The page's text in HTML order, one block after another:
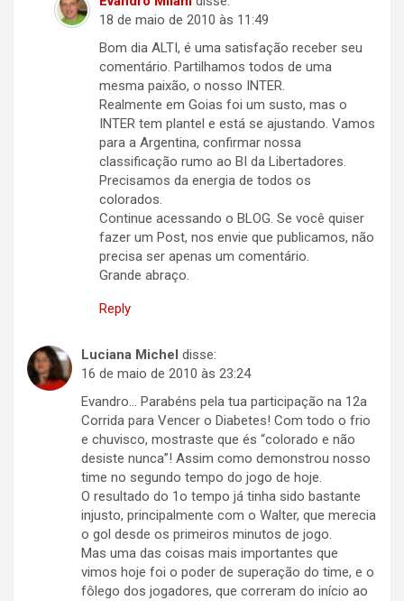
18 de maio de 2010 às 11:49
Bom dia ALTI, é uma satisfação receber seu
comentário. Partilhamos todos de uma
mesma paixão, o nosso INTER.
Realmente em Goias foi um susto, mas o
INTER tem plantel e está se ajustando. Vamos
para a Argentina, confirmar nossa
classificação rumo ao BI da Libertadores.
Precisamos da energia de todos os
colorados.
Continue acessando o BLOG. Se você quiser
fazer um Post, nos envie que publicamos, não
precisa ser apenas um comentário.
Grande abraço.
Reply
Luciana Michel disse:
16 de maio de 2010 às 23:24
Evandro… Parabéns pela tua participação na 12a
Corrida para Vencer o Diabetes! Com todo o frio
e chuvisco, mostraste que és “colorado e não
desiste nunca”! Assim como demonstrou nosso
time no segundo tempo do jogo de hoje.
O resultado do 1o tempo já tinha sido bastante
injusto, principalmente com o Walter, que merecia
o gol desde os primeiros minutos de jogo.
Mas uma das coisas mais importantes que
vimos hoje foi o poder de superação do time, e o
fôlego dos jogadores, que correram do início ao